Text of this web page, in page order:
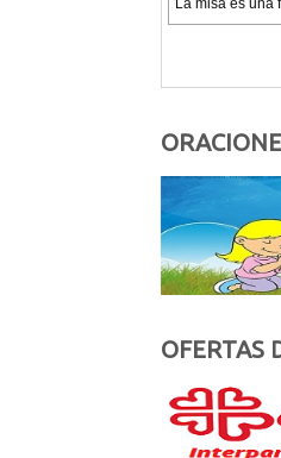
OFERTAS